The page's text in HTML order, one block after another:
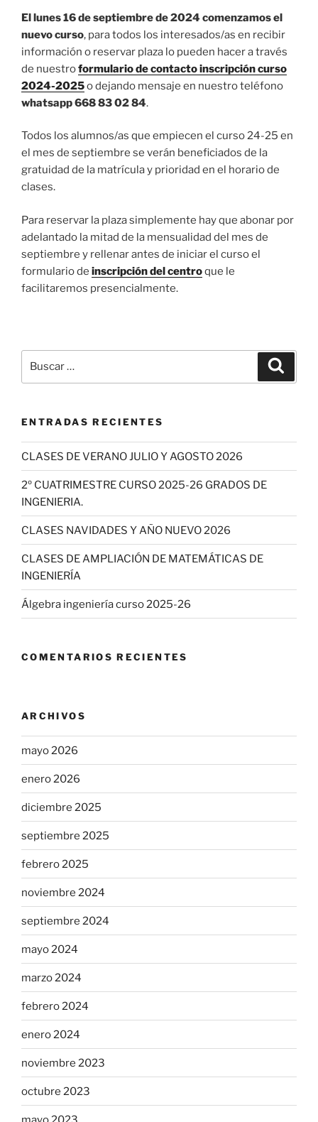
El lunes 16 de septiembre de 2024 comenzamos el
nuevo curso, para todos los interesados/as en recibir
información o reservar plaza lo pueden hacer a través
de nuestroformulario de contacto inscripción curso
2024-2025o dejando mensaje en nuestro teléfono
whatsapp 668 83 02 84.
Todos los alumnos/as que empiecen el curso 24-25 en
el mes de septiembre se verán beneficiados de la
gratuidad de la matrícula y prioridad en el horario de
clases.
Para reservar la plaza simplemente hay que abonar por
adelantado la mitad de la mensualidad del mes de
septiembre y rellenar antes de iniciar el curso el
formulario de inscripción del centroque le
facilitaremos presencialmente.
por:
ENTRADAS RECIENTES
CLASES DE VERANO JULIO Y AGOSTO 2026
2º CUATRIMESTRE CURSO 2025-26 GRADOS DE
INGENIERIA.
CLASES NAVIDADES Y AÑO NUEVO 2026
CLASES DE AMPLIACIÓN DE MATEMÁTICAS DE
INGENIERÍA
Álgebra ingeniería curso 2025-26
COMENTARIOS RECIENTES
ARCHIVOS
mayo 2026
enero 2026
diciembre 2025
septiembre 2025
febrero 2025
noviembre 2024
septiembre 2024
mayo 2024
marzo 2024
febrero 2024
enero 2024
noviembre 2023
octubre 2023